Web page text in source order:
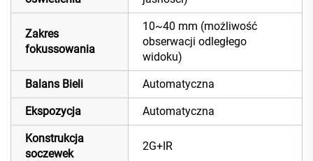
Zakres
fokussowania
10~40 mm (możliwość
obserwacji odległego
widoku)
Balans Bieli Automatyczna
Ekspozycja Automatyczna
Konstrukcja
soczewek
2G+IR